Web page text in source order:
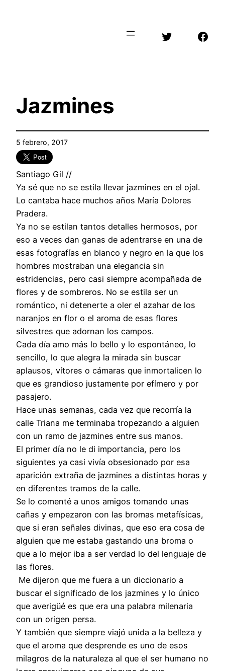
Twitter
Jazmines
5 febrero, 2017
Santiago Gil //
Ya sé que no se estila llevar jazmines en el ojal.
Lo cantaba hace muchos años María Dolores
Pradera.
Ya no se estilan tantos detalles hermosos, por
eso a veces dan ganas de adentrarse en una de
esas fotografías en blanco y negro en la que los
hombres mostraban una elegancia sin
estridencias, pero casi siempre acompañada de
flores y de sombreros. No se estila ser un
romántico, ni detenerte a oler el azahar de los
naranjos en flor o el aroma de esas flores
silvestres que adornan los campos.
Cada día amo más lo bello y lo espontáneo, lo
sencillo, lo que alegra la mirada sin buscar
aplausos, vítores o cámaras que inmortalicen lo
que es grandioso justamente por efímero y por
pasajero.
Hace unas semanas, cada vez que recorría la
calle Triana me terminaba tropezando a alguien
con un ramo de jazmines entre sus manos.
El primer día no le di importancia, pero los
siguientes ya casi vivía obsesionado por esa
aparición extraña de jazmines a distintas horas y
en diferentes tramos de la calle.
Se lo comenté a unos amigos tomando unas
cañas y empezaron con las bromas metafísicas,
que si eran señales divinas, que eso era cosa de
alguien que me estaba gastando una broma o
que a lo mejor iba a ser verdad lo del lenguaje de
las flores.
Me dijeron que me fuera a un diccionario a
buscar el significado de los jazmines y lo único
que averigüé es que era una palabra milenaria
con un origen persa.
Y también que siempre viajó unida a la belleza y
que el aroma que desprende es uno de esos
milagros de la naturaleza al que el ser humano no